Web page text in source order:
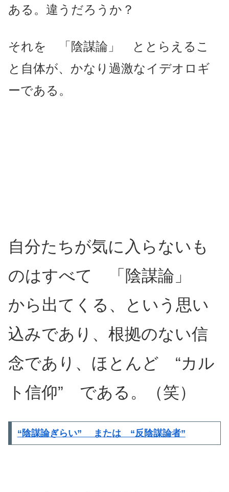
ある。違うだろうか？
それを 「陰謀論」 ととらえるこ
と自体が、かなり過激なイデオロギ
ーである。
自分たちが気に入らないも
のはすべて 「陰謀論」
から出てくる、という思い
込みであり、根拠のない信
念であり、ほとんど “カル
ト信仰” である。（笑）
“陰謀論ぎらい” または “反陰謀論者”